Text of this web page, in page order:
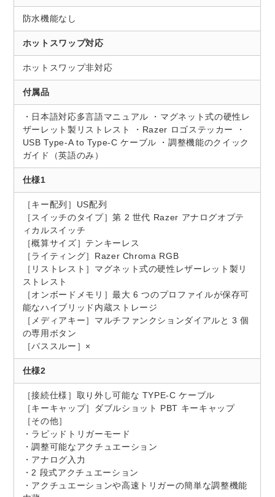
防水機能なし
ホットスワップ対応
ホットスワップ非対応
付属品
・日本語対応多言語マニュアル ・マグネット式の硬性レ
ザーレット製リストレスト ・Razer ロゴステッカー ・
USB Type-A to Type-C ケーブル ・調整機能のクイック
ガイド（英語のみ）
仕様1
［キー配列］US配列
［スイッチのタイプ］第 2 世代 Razer アナログオプテ
ィカルスイッチ
［概算サイズ］テンキーレス
［ライティング］Razer Chroma RGB
［リストレスト］マグネット式の硬性レザーレット製リ
ストレスト
［オンボードメモリ］最大 6 つのプロファイルが保存可
能なハイブリッド内蔵ストレージ
［メディアキー］マルチファンクションダイアルと 3 個
の専用ボタン
［パススルー］×
仕様2
［接続仕様］取り外し可能な TYPE-C ケーブル
［キーキャップ］ダブルショット PBT キーキャップ
［その他］
・ラピッドトリガーモード
・調整可能なアクチュエーション
・アナログ入力
・2 段式アクチュエーション
・アクチュエーションや高速トリガーの簡単な調整機能